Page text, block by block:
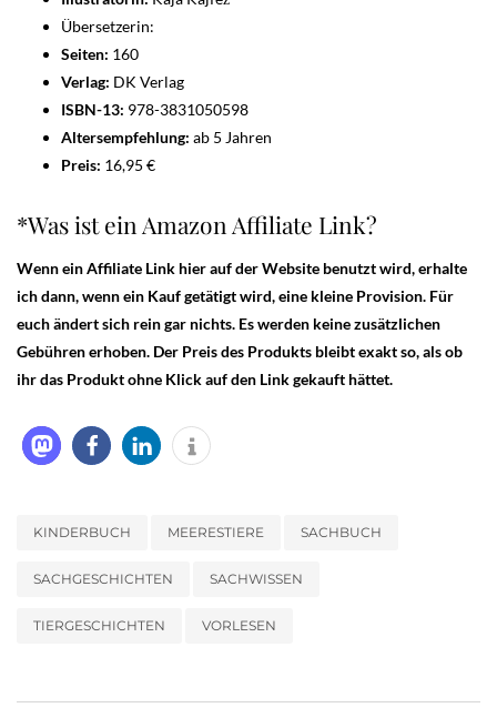
Übersetzerin:
Seiten: 160
Verlag: DK Verlag
ISBN-13: 978-3831050598
Altersempfehlung: ab 5 Jahren
Preis: 16,95 €
*Was ist ein Amazon Affiliate Link?
Wenn ein Affiliate Link hier auf der Website benutzt wird, erhalte
ich dann, wenn ein Kauf getätigt wird, eine kleine Provision. Für
euch ändert sich rein gar nichts. Es werden keine zusätzlichen
Gebühren erhoben. Der Preis des Produkts bleibt exakt so, als ob
ihr das Produkt ohne Klick auf den Link gekauft hättet.
KINDERBUCH MEERESTIERE SACHBUCH
SACHGESCHICHTEN SACHWISSEN
TIERGESCHICHTEN VORLESEN